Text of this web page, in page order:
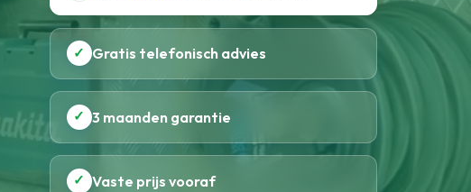
✓ Gratis telefonisch advies
✓ 3 maanden garantie
✓ Vaste prijs vooraf